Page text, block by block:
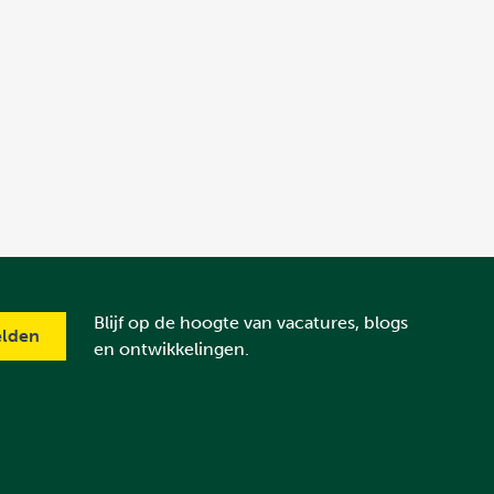
Blijf op de hoogte van vacatures, blogs
en ontwikkelingen.